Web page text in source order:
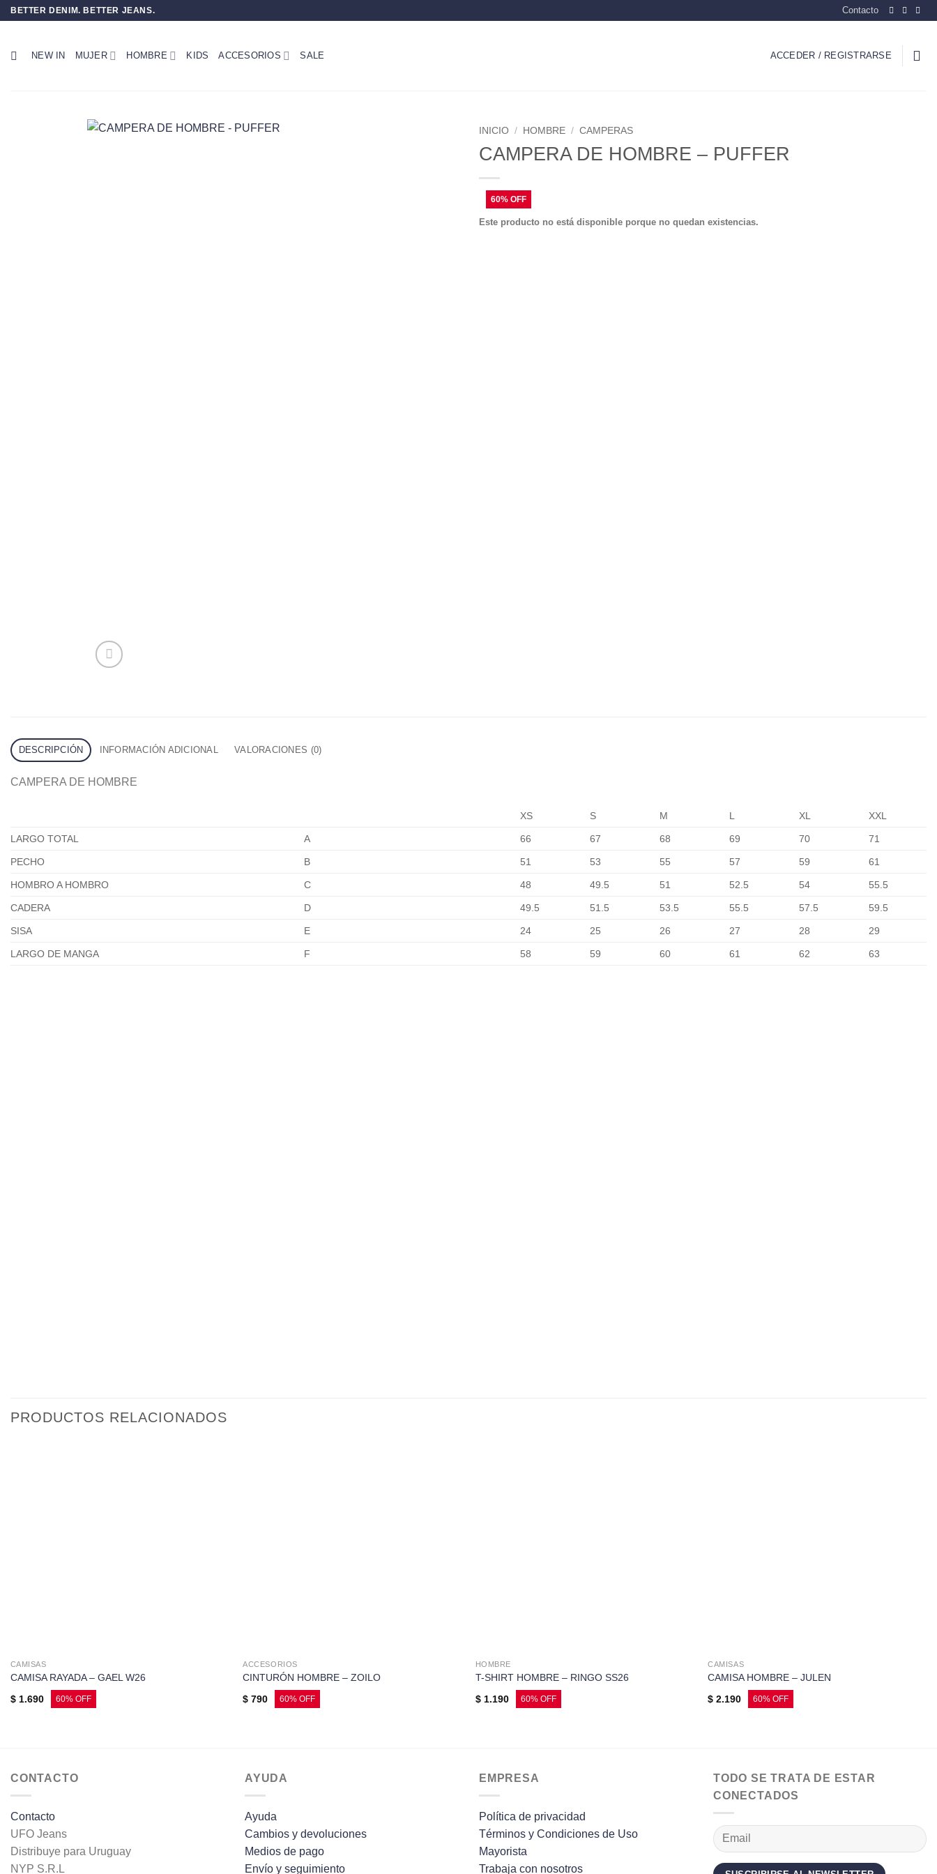
Saltar
BETTER DENIM. BETTER JEANS. Contacto
NEW IN MUJER HOMBRE KIDS ACCESORIOS SALE ACCEDER / REGISTRARSE
INICIO / HOMBRE / CAMPERAS
CAMPERA DE HOMBRE – PUFFER
Este producto no está disponible porque no quedan existencias.
DESCRIPCIÓN INFORMACIÓN ADICIONAL VALORACIONES (0)
CAMPERA DE HOMBRE
XS S M L XL XXL
LARGO TOTAL A 66 67 68 69 70 71
PECHO B 51 53 55 57 59 61
HOMBRO A HOMBRO C 48 49.5 51 52.5 54 55.5
CADERA D 49.5 51.5 53.5 55.5 57.5 59.5
SISA E 24 25 26 27 28 29
LARGO DE MANGA F 58 59 60 61 62 63
PRODUCTOS RELACIONADOS
CAMISAS
CAMISA RAYADA – GAEL W26
$1.690
ACCESORIOS
CINTURÓN HOMBRE – ZOILO
$ 790
HOMBRE
T-SHIRT HOMBRE – RINGO SS26
$1.190
CAMISAS
CAMISA HOMBRE – JULEN
$ 2.190
CONTACTO
Contacto
UFO Jeans
Distribuye para Uruguay
NYP S.R.L
AYUDA
Ayuda
Cambios y devoluciones
Medios de pago
Envío y seguimiento
EMPRESA
Política de privacidad
Términos y Condiciones de Uso
Mayorista
Trabaja con nosotros
TODO SE TRATA DE ESTAR
CONECTADOS